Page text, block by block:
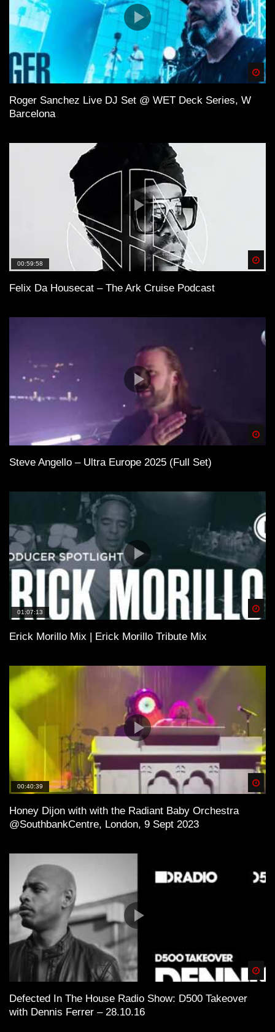
Roger Sanchez Live DJ Set @ WET Deck Series, W
Barcelona
00:59:58
Felix Da Housecat – The Ark Cruise Podcast
Steve Angello – Ultra Europe 2025 (Full Set)
01:07:13
Erick Morillo Mix | Erick Morillo Tribute Mix
00:40:39
Honey Dijon with with the Radiant Baby Orchestra
@SouthbankCentre, London, 9 Sept 2023
Defected In The House Radio Show: D500 Takeover
with Dennis Ferrer – 28.10.16